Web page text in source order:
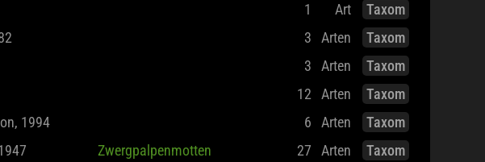
1 Art
Taxom
3 Arten
Taxom
3 Arten
Taxom
12 Arten
Taxom
1994 6 Arten
Taxom
Zwergpalpenmotten 27 Arten Taxom